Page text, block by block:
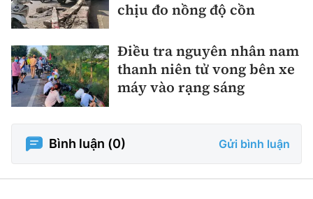
chịu đo nồng độ cồn
Điều tra nguyên nhân nam
thanh niên tử vong bên xe
máy vào rạng sáng
Bình luận (0) Gửi bình luận